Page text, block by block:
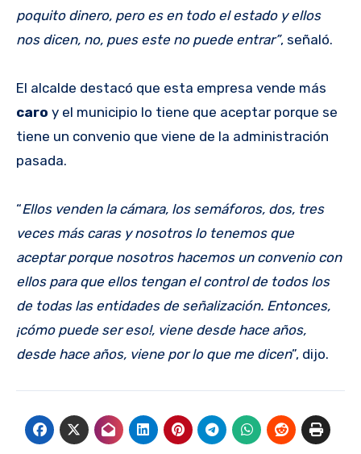
poquito dinero, pero es en todo el estado y ellos
nos dicen, no, pues este no puede entrar”, señaló.
El alcalde destacó que esta empresa vende más
caro y el municipio lo tiene que aceptar porque se
tiene un convenio que viene de la administración
pasada.
“Ellos venden la cámara, los semáforos, dos, tres
veces más caras y nosotros lo tenemos que
aceptar porque nosotros hacemos un convenio con
ellos para que ellos tengan el control de todos los
de todas las entidades de señalización. Entonces,
¡cómo puede ser eso!, viene desde hace años,
desde hace años, viene por lo que me dicen”, dijo.